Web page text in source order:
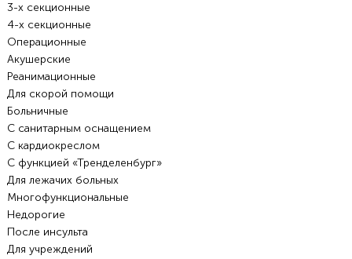
3-х секционные
4-х секционные
Операционные
Акушерские
Реанимационные
Для скорой помощи
Больничные
С санитарным оснащением
С кардиокреслом
С функцией «Тренделенбург»
Для лежачих больных
Многофункциональные
Недорогие
После инсульта
Для учреждений